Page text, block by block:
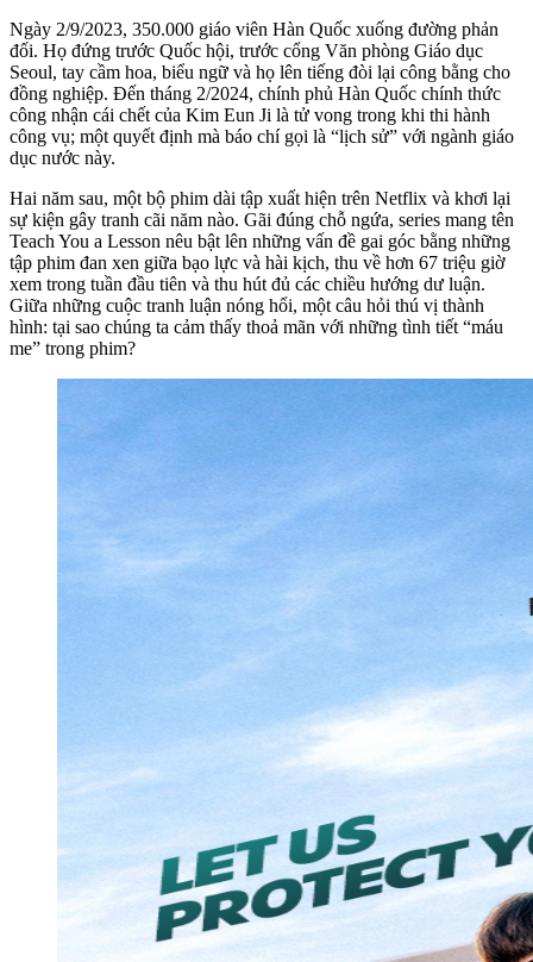
Ngày 2/9/2023, 350.000 giáo viên Hàn Quốc xuống đường phản
đối. Họ đứng trước Quốc hội, trước cổng Văn phòng Giáo dục
Seoul, tay cầm hoa, biểu ngữ và họ lên tiếng đòi lại công bằng cho
đồng nghiệp. Đến tháng 2/2024, chính phủ Hàn Quốc chính thức
công nhận cái chết của Kim Eun Ji là tử vong trong khi thi hành
công vụ; một quyết định mà báo chí gọi là “lịch sử” với ngành giáo
dục nước này.
Hai năm sau, một bộ phim dài tập xuất hiện trên Netflix và khơi lại
sự kiện gây tranh cãi năm nào. Gãi đúng chỗ ngứa, series mang tên
Teach You a Lesson nêu bật lên những vấn đề gai góc bằng những
tập phim đan xen giữa bạo lực và hài kịch, thu về hơn 67 triệu giờ
xem trong tuần đầu tiên và thu hút đủ các chiều hướng dư luận.
Giữa những cuộc tranh luận nóng hổi, một câu hỏi thú vị thành
hình: tại sao chúng ta cảm thấy thoả mãn với những tình tiết “máu
me” trong phim?